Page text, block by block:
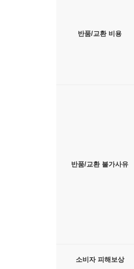
반품/교환 비용
반품/교환 불가사유
소비자 피해보상